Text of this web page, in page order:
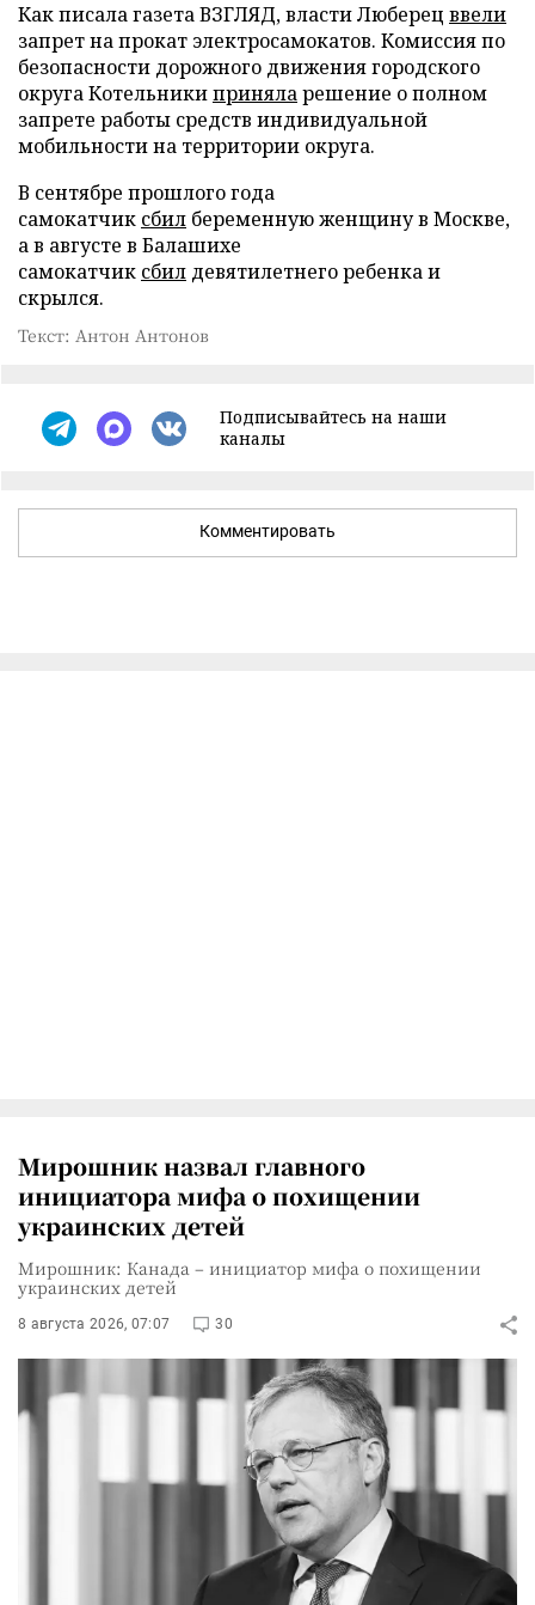
Как писала газета ВЗГЛЯД, власти Люберец ввели
запрет на прокат электросамокатов. Комиссия по
безопасности дорожного движения городского
округа Котельникиприняларешение о полном
запрете работы средств индивидуальной
мобильности на территории округа.
В сентябре прошлого года
самокатчик сбил беременную женщину в Москве,
а в августе в Балашихе
самокатчик сбил девятилетнего ребенка и
скрылся.
Текст: Антон Антонов
Подписывайтесь на наши
каналы
Комментировать
Мирошник назвал главного
инициатора мифа о похищении
украинских детей
Мирошник: Канада – инициатор мифа о похищении
украинских детей
8 августа 2026, 07:07 30